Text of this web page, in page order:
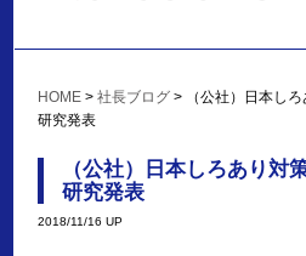
HOME >社長ブログ >
（公社）日本し
研究発表
（公社）日本しろあり
研究発表
2018/11/16 UP